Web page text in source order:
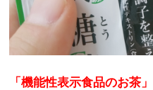
「機能性表示食品のお茶」